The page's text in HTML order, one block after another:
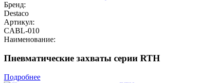
Бренд:
Destaco
Артикул:
CABL-010
Наименование:
Пневматические захваты серии RTH
Подробнее